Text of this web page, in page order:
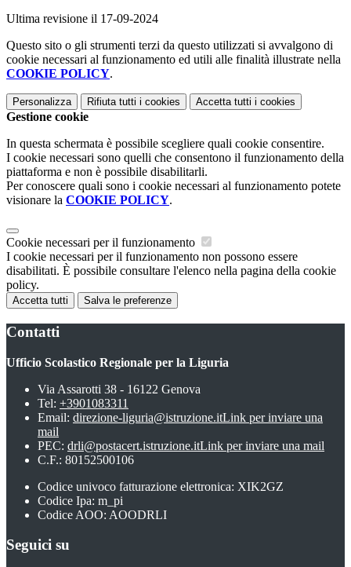
Ultima revisione il 17-09-2024
Questo sito o gli strumenti terzi da questo utilizzati si avvalgono di
cookie necessari al funzionamento ed utili alle finalità illustrate nella
COOKIE POLICY.
Personalizza Rifiuta tutti i cookies Accetta tutti i cookies
Gestione cookie
In questa schermata è possibile scegliere quali cookie consentire.
I cookie necessari sono quelli che consentono il funzionamento della
piattaforma e non è possibile disabilitarli.
Per conoscere quali sono i cookie necessari al funzionamento potete
visionare la COOKIE POLICY.
Cookie necessari per il funzionamento
I cookie necessari per il funzionamento non possono essere
disabilitati. È possibile consultare l'elenco nella pagina della cookie
policy.
Accetta tutti Salva le preferenze
Contatti
Ufficio Scolastico Regionale per la Liguria
Via Assarotti 38 - 16122 Genova
Tel: +3901083311
Email: direzione-liguria@istruzione.itLink per inviare una
mail
PEC: drli@postacert.istruzione.itLink per inviare una mail
C.F.: 80152500106
Codice univoco fatturazione elettronica: XIK2GZ
Codice Ipa: m_pi
Codice AOO: AOODRLI
Seguici su